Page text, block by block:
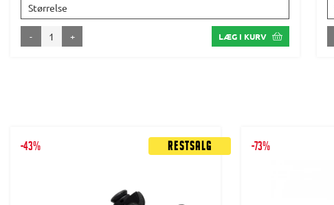
Størrelse
- + LÆG I KURV
Restsalg
-43% -73%